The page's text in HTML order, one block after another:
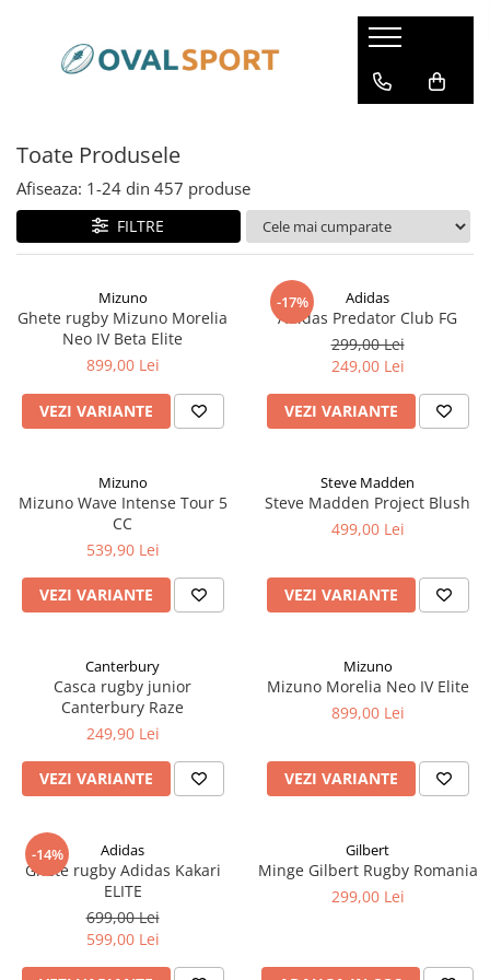
Femei
Incaltaminte
Barbati
Incaltaminte
Toate Produsele
Afiseaza: 1-24 din 457 produse
FILTRE
Mizuno
Ghete rugby Mizuno Morelia
Neo IV Beta Elite
899,00 Lei
VEZI VARIANTE
-17% Adidas
Adidas Predator Club FG
299,00 Lei
249,00 Lei
VEZI VARIANTE
Mizuno
Mizuno Wave Intense Tour 5
CC
539,90 Lei
VEZI VARIANTE
Steve Madden
Steve Madden Project Blush
499,00 Lei
VEZI VARIANTE
Canterbury
Casca rugby junior
Canterbury Raze
249,90 Lei
VEZI VARIANTE
Mizuno
Mizuno Morelia Neo IV Elite
899,00 Lei
VEZI VARIANTE
-14% Adidas
Ghete rugby Adidas Kakari
ELITE
699,00 Lei
599,00 Lei
Gilbert
Minge Gilbert Rugby Romania
299,00 Lei